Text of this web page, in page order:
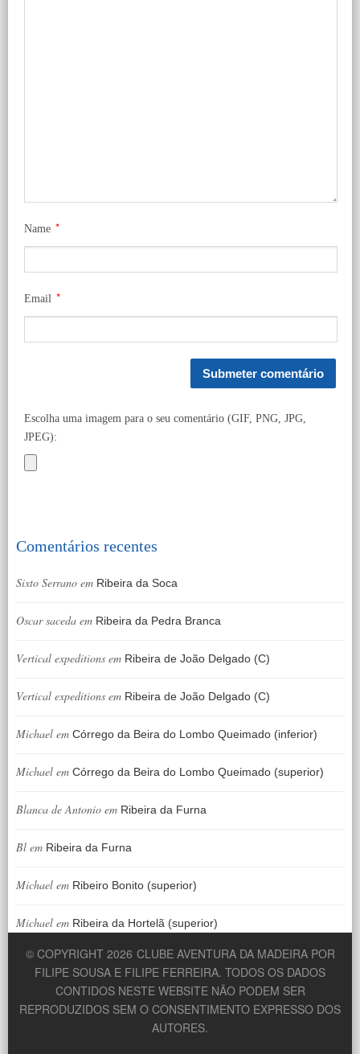
Name *
Email *
Escolha uma imagem para o seu comentário (GIF, PNG, JPG,
JPEG):
Comentários recentes
Sixto Serrano em Ribeira da Soca
Oscar saceda em Ribeira da Pedra Branca
Vertical expeditions em Ribeira de João Delgado (C)
Vertical expeditions em Ribeira de João Delgado (C)
Michael em Córrego da Beira do Lombo Queimado (inferior)
Michael em Córrego da Beira do Lombo Queimado (superior)
Blanca de Antonio em Ribeira da Furna
Bl em Ribeira da Furna
Michael em Ribeiro Bonito (superior)
Michael em Ribeira da Hortelã (superior)
© COPYRIGHT 2026 CLUBE AVENTURA DA MADEIRA POR
FILIPE SOUSA E FILIPE FERREIRA. TODOS OS DADOS
CONTIDOS NESTE WEBSITE NÃO PODEM SER
REPRODUZIDOS SEM O CONSENTIMENTO EXPRESSO DOS
AUTORES.